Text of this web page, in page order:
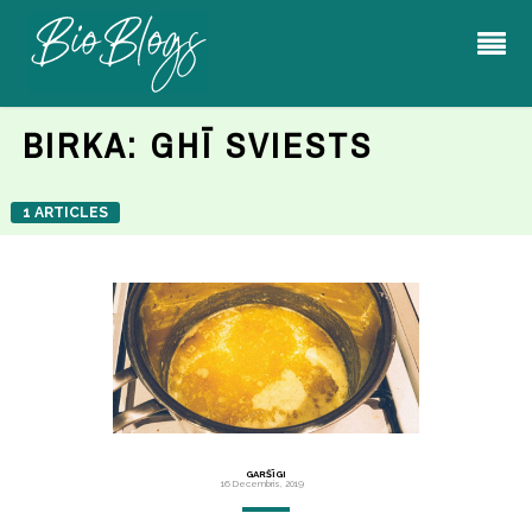
BIRKA: GHĪ SVIESTS
1 ARTICLES
GARŠĪGI
16 Decembris, 2019